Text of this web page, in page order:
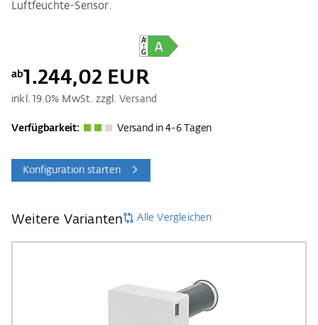
Luftfeuchte-Sensor.
ab1.244,02 EUR
inkl. 19.0% MwSt. zzgl. Versand
Verfügbarkeit: Versand in 4-6 Tagen
Konfiguration starten
Weitere Varianten Alle Vergleichen